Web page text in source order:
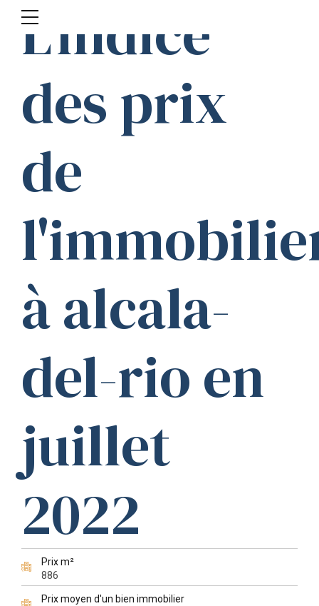
L'indice
des prix
de
à alcala-
del-rio en
juillet
2022
Prix m²
886
Prix moyen d'un bien immobilier